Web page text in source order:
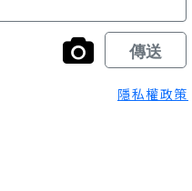
隱私權政策